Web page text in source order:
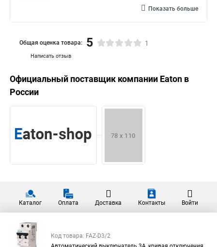
Показать больше
Написать отзыв
Общая оценка товара: 5 1
Официальный поставщик компании Eaton в
России
Каталог Оплата Доставка Контакты Войти
Код товара: FAZ-D3/2